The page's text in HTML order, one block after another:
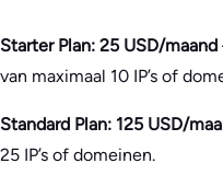
Starter Plan: 25 USD/maand
van maximaal 10 IP’s of
Standard Plan: 125 USD/
25 IP’s of domeinen.